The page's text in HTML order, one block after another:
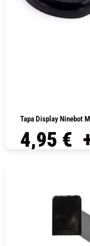
Tapa Display Ninebot
4,95 €